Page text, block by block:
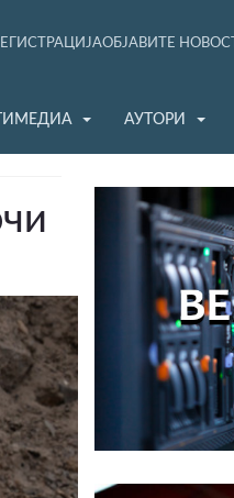
ОБЈАВИТЕ НОВОСТ
АУТОРИ